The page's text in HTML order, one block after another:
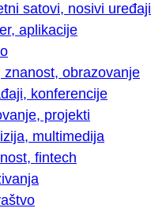
satovi, nosivi uređaji
aplikacije
znanost, obrazovanje
konferencije
projekti
multimedija
fintech